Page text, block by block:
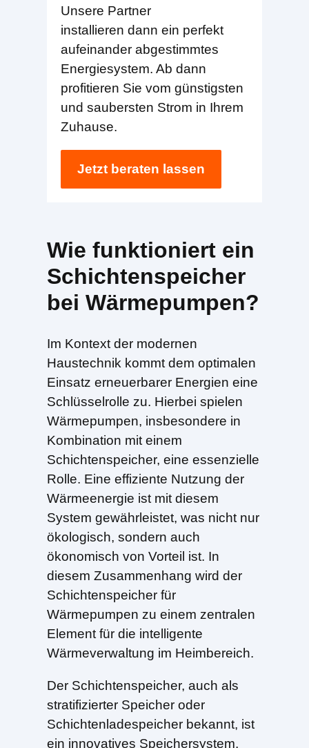
Unsere Partner
installieren dann ein perfekt
aufeinander abgestimmtes
Energiesystem. Ab dann
profitieren Sie vom günstigsten
und saubersten Strom in Ihrem
Zuhause.
Jetzt beraten lassen
Wie funktioniert ein
Schichtenspeicher
bei Wärmepumpen?
Im Kontext der modernen
Haustechnik kommt dem optimalen
Einsatz erneuerbarer Energien eine
Schlüsselrolle zu. Hierbei spielen
Wärmepumpen, insbesondere in
Kombination mit einem
Schichtenspeicher, eine essenzielle
Rolle. Eine effiziente Nutzung der
Wärmeenergie ist mit diesem
System gewährleistet, was nicht nur
ökologisch, sondern auch
ökonomisch von Vorteil ist. In
diesem Zusammenhang wird der
Schichtenspeicher für
Wärmepumpen zu einem zentralen
Element für die intelligente
Wärmeverwaltung im Heimbereich.
Der Schichtenspeicher, auch als
stratifizierter Speicher oder
Schichtenladespeicher bekannt, ist
ein innovatives Speichersystem,